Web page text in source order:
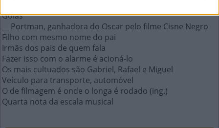
Goiás
__ Portman, ganhadora do Oscar pelo filme Cisne Negro
Filho com mesmo nome do pai
Irmãs dos pais de quem fala
Fazer isso com o alarme é acioná-lo
Os mais cultuados são Gabriel, Rafael e Miguel
Veículo para transporte, automóvel
O de filmagem é onde o longa é rodado (ing.)
Quarta nota da escala musical